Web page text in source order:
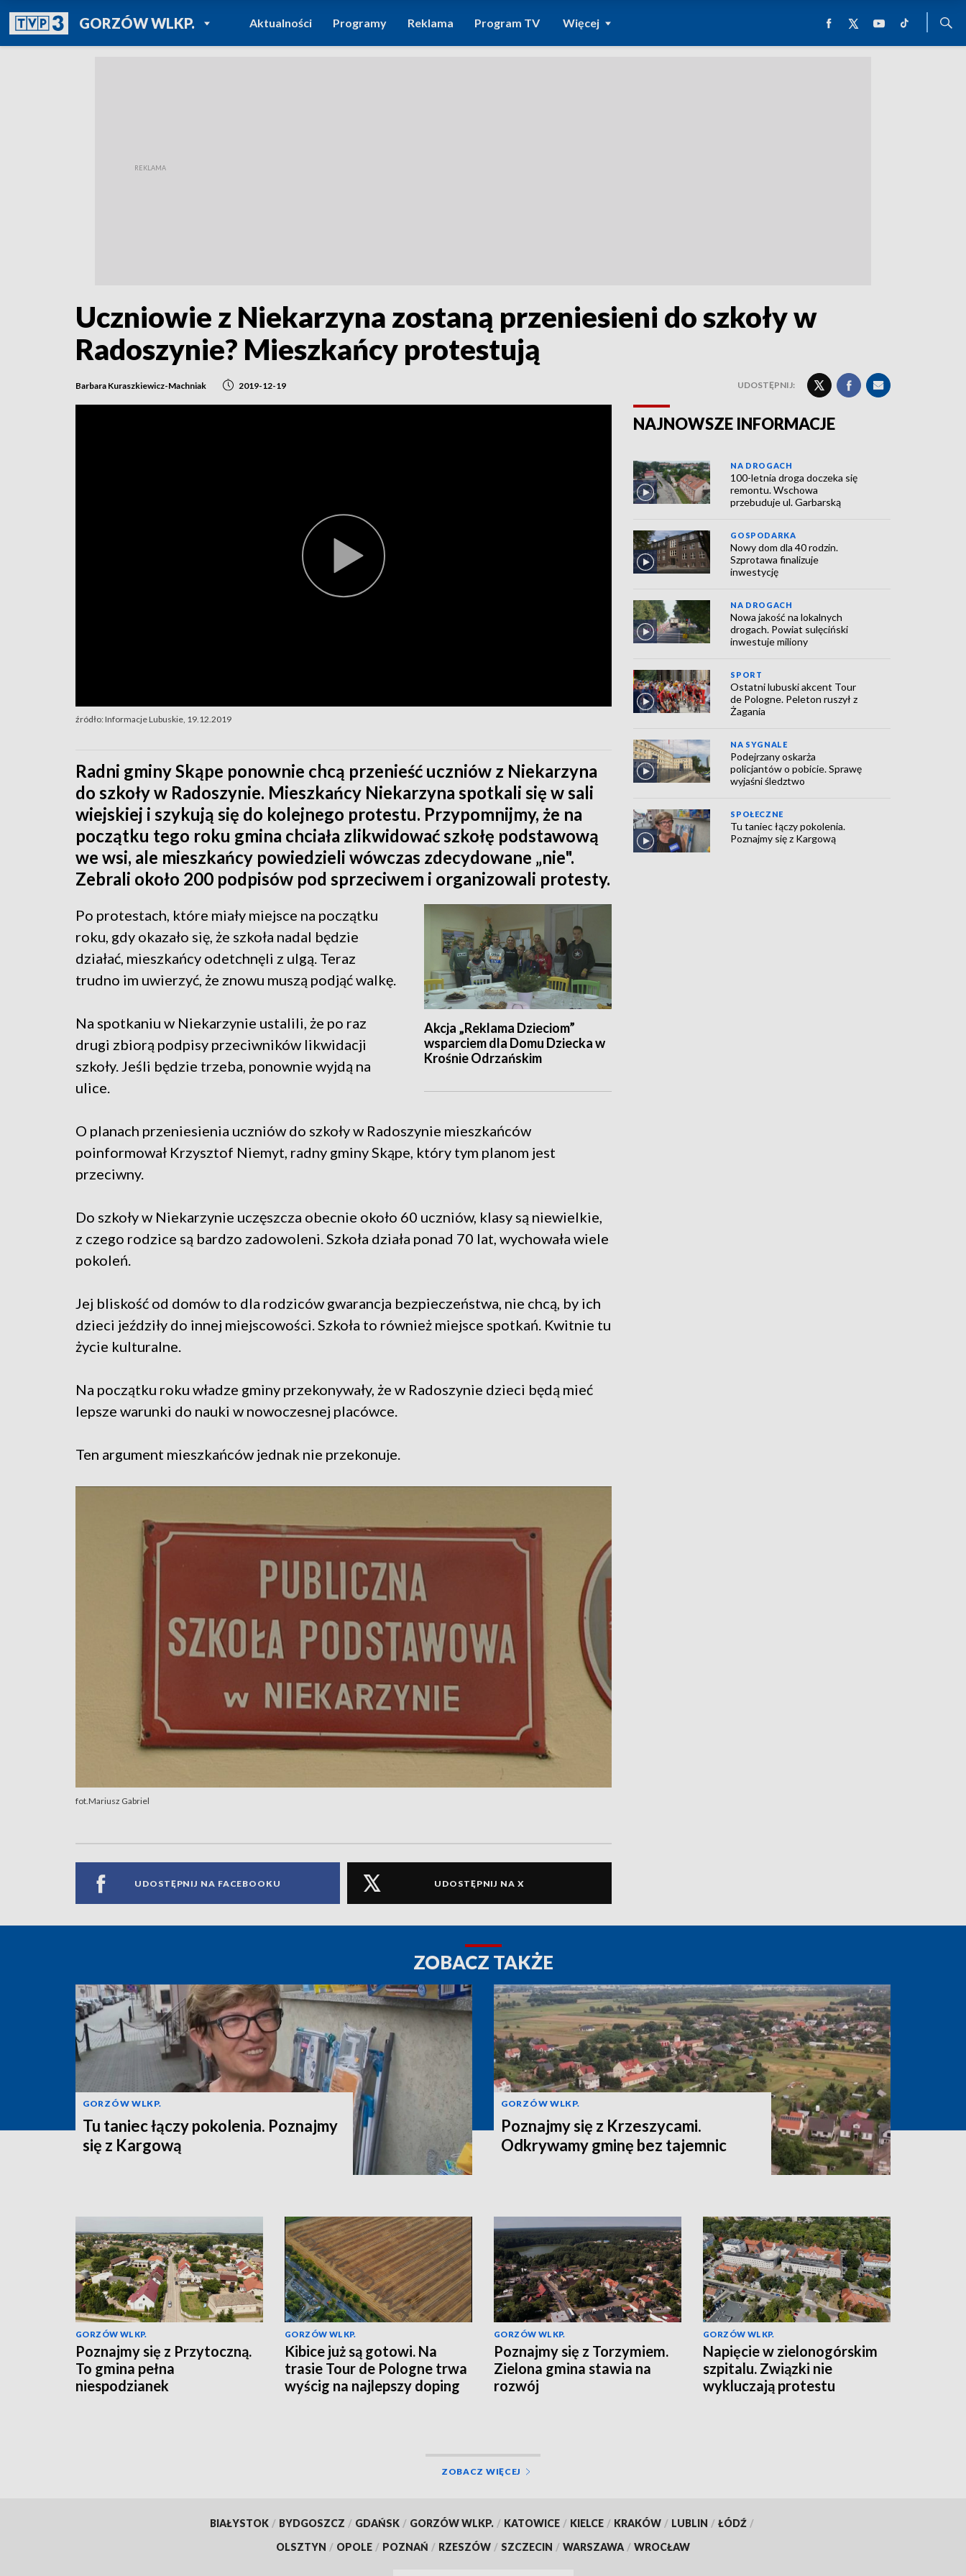
GORZÓW WLKP.POWRÓT DO
TVP REGIONY
Aktualności Programy Reklama Program TV Więcej
Uczniowie z Niekarzyna zostaną przeniesieni do szkoły w
Radoszynie? Mieszkańcy protestują
Barbara Kuraszkiewicz-Machniak 2019-12-19 UDOSTĘPNIJ:
źródło: Informacje Lubuskie, 19.12.2019
Radni gminy Skąpe ponownie chcą przenieść uczniów z Niekarzyna
do szkoły w Radoszynie. Mieszkańcy Niekarzyna spotkali się w sali
wiejskiej i szykują się do kolejnego protestu. Przypomnijmy, że na
początku tego roku gmina chciała zlikwidować szkołę podstawową
we wsi, ale mieszkańcy powiedzieli wówczas zdecydowane „nie".
Zebrali około 200 podpisów pod sprzeciwem i organizowali protesty.
Akcja „Reklama Dzieciom”
wsparciem dla Domu Dziecka w
Krośnie Odrzańskim
Po protestach, które miały miejsce na początku
roku, gdy okazało się, że szkoła nadal będzie
działać, mieszkańcy odetchnęli z ulgą. Teraz
trudno im uwierzyć, że znowu muszą podjąć walkę.
Na spotkaniu w Niekarzynie ustalili, że po raz
drugi zbiorą podpisy przeciwników likwidacji
szkoły. Jeśli będzie trzeba, ponownie wyjdą na
ulice.
O planach przeniesienia uczniów do szkoły w Radoszynie mieszkańców
poinformował Krzysztof Niemyt, radny gminy Skąpe, który tym planom jest
przeciwny.
Do szkoły w Niekarzynie uczęszcza obecnie około 60 uczniów, klasy są niewielkie,
z czego rodzice są bardzo zadowoleni. Szkoła działa ponad 70 lat, wychowała wiele
pokoleń.
Jej bliskość od domów to dla rodziców gwarancja bezpieczeństwa, nie chcą, by ich
dzieci jeździły do innej miejscowości. Szkoła to również miejsce spotkań. Kwitnie tu
życie kulturalne.
Na początku roku władze gminy przekonywały, że w Radoszynie dzieci będą mieć
lepsze warunki do nauki w nowoczesnej placówce.
Ten argument mieszkańców jednak nie przekonuje.
fot.Mariusz Gabriel
UDOSTĘPNIJ NA FACEBOOKU UDOSTĘPNIJ NA X
NAJNOWSZE INFORMACJE
NA DROGACH
100-letnia droga doczeka się
remontu. Wschowa
przebuduje ul. Garbarską
GOSPODARKA
Nowy dom dla 40 rodzin.
Szprotawa finalizuje
inwestycję
NA DROGACH
Nowa jakość na lokalnych
drogach. Powiat sulęciński
inwestuje miliony
SPORT
Ostatni lubuski akcent Tour
de Pologne. Peleton ruszył z
Żagania
NA SYGNALE
Podejrzany oskarża
policjantów o pobicie. Sprawę
wyjaśni śledztwo
SPOŁECZNE
Tu taniec łączy pokolenia.
Poznajmy się z Kargową
ZOBACZ TAKŻE
GORZÓW WLKP.
Tu taniec łączy pokolenia. Poznajmy
się z Kargową
GORZÓW WLKP.
Poznajmy się z Krzeszycami.
Odkrywamy gminę bez tajemnic
GORZÓW WLKP.
Poznajmy się z Przytoczną.
To gmina pełna
niespodzianek
GORZÓW WLKP.
Kibice już są gotowi. Na
trasie Tour de Pologne trwa
wyścig na najlepszy doping
GORZÓW WLKP.
Poznajmy się z Torzymiem.
Zielona gmina stawia na
rozwój
GORZÓW WLKP.
Napięcie w zielonogórskim
szpitalu. Związki nie
wykluczają protestu
ZOBACZ WIĘCEJ
BIAŁYSTOK / BYDGOSZCZ / GDAŃSK / GORZÓW WLKP. / KATOWICE / KIELCE / KRAKÓW / LUBLIN / ŁÓDŹ /
OLSZTYN / OPOLE / POZNAŃ / RZESZÓW / SZCZECIN / WARSZAWA / WROCŁAW